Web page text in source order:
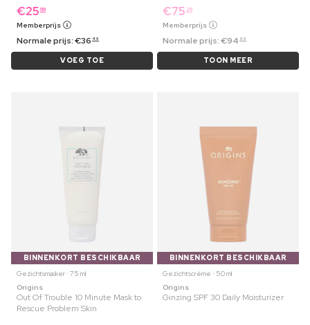
€25 99
Memberprijs
Normale prijs:€36 49
VOEG TOE
€75 29
Memberprijs
Normale prijs:€94 99
TOON MEER
BINNENKORT BESCHIKBAAR
Gezichtsmasker ⋅ 75 ml
Origins
Out Of Trouble 10 Minute Mask to
Rescue Problem Skin
BINNENKORT BESCHIKBAAR
Gezichtscrème ⋅ 50 ml
Origins
Ginzing SPF 30 Daily Moisturizer